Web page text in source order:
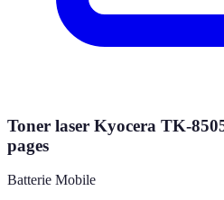
Toner laser Kyocera TK-
pages
Batterie Mobile